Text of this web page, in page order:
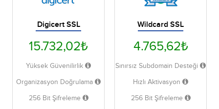
Digicert SSL
15.732,02₺
Yüksek Güvenilirlik
Organizasyon Doğrulama
256 Bit Şifreleme
Wildcard SSL
4.765,62₺
Sınırsız Subdomain Desteği
Hızlı Aktivasyon
256 Bit Şifreleme